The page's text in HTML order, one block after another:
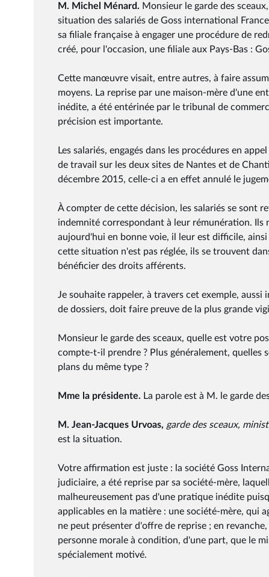
M. Michel Ménard. Monsieur le garde des
situation des salariés de Goss international
sa filiale française à engager une procédure de
créé, pour l'occasion, une filiale aux Pays-Bas :
Cette manœuvre visait, entre autres, à faire
moyens. La reprise par une maison-mère d'une
inédite, a été entérinée par le tribunal de
précision est importante.
Les salariés, engagés dans les procédures en
de travail sur les deux sites de Nantes et de
décembre 2015, celle-ci a en effet annulé le
À compter de cette décision, les salariés se sont
indemnité correspondant à leur rémunération. Ils
aujourd'hui en bonne voie, il leur est difficile,
cette situation n'est pas réglée, ils se trouvent
bénéficier des droits afférents.
Je souhaite rappeler, à travers cet exemple,
de dossiers, doit faire preuve de la plus grande
Monsieur le garde des sceaux, quelle est votre
compte-t-il prendre ? Plus généralement,
plans du même type ?
Mme la présidente. La parole est à M. le garde
M. Jean-Jacques Urvoas, garde des sceaux,
est la situation.
Votre affirmation est juste : la société Goss
judiciaire, a été reprise par sa société-mère,
malheureusement pas d'une pratique inédite
applicables en la matière : une société-mère, qui
ne peut présenter d'offre de reprise ; en
personne morale à condition, d'une part, que le
spécialement motivé.